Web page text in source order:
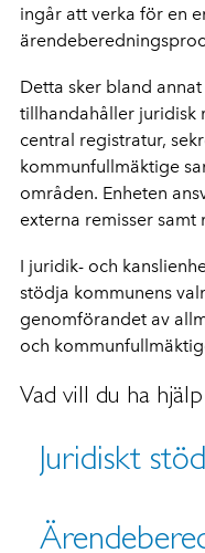
ingår att verka för en
Detta sker bland
tillhandahåller juridisk
central registratur,
kommunfullmäktige
områden. Enheten
externa remisser samt
I juridik- och
stödja kommunens
genomförandet av
och
Vad vill du ha hjälp
Juridiskt stöd